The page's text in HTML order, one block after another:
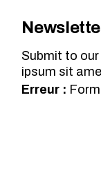
Submit to
ipsum sit
Erreur :